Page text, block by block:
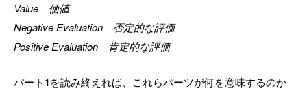
Value 価値
Negative Evaluation 否定的な評価
Positive Evaluation 肯定的な評価
パート1を読み終えれば、これらパーツが何を意味するのか